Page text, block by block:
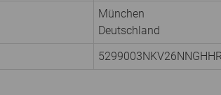
München
Deutschland